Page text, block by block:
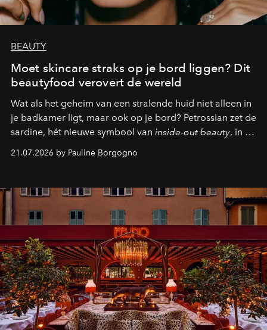
BEAUTY
Moet skincare straks op je bord liggen? Dit
beautyfood verovert de wereld
Wat als het geheim van een stralende huid niet alleen in
je badkamer ligt, maar ook op je bord? Petrossian zet de
sardine, hét nieuwe symbool van inside-out beauty, in de
21.07.2026 by Pauline Borgogno